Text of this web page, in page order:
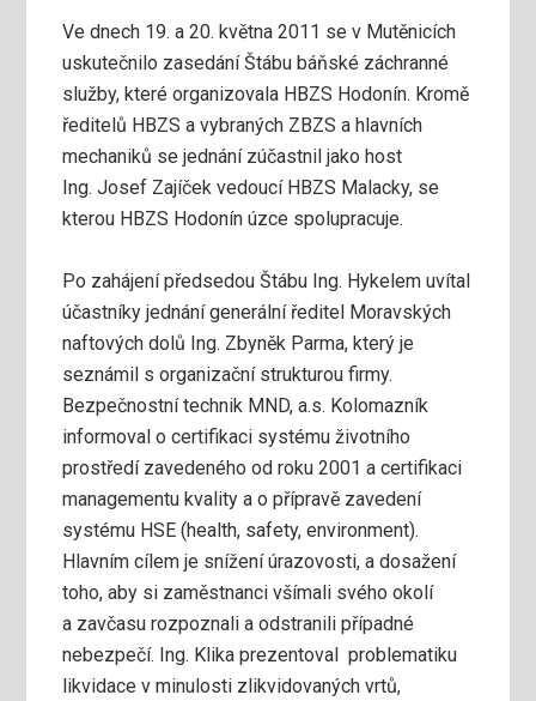
Ve dnech 19. a 20. května 2011 se v Mutěnicích
uskutečnilo zasedání Štábu báňské záchranné
služby, které organizovala HBZS Hodonín. Kromě
ředitelů HBZS a vybraných ZBZS a hlavních
mechaniků se jednání zúčastnil jako host
Ing. Josef Zajíček vedoucí HBZS Malacky, se
kterou HBZS Hodonín úzce spolupracuje.
Po zahájení předsedou Štábu Ing. Hykelem uvítal
účastníky jednání generální ředitel Moravských
naftových dolů Ing. Zbyněk Parma, který je
seznámil s organizační strukturou firmy.
Bezpečnostní technik MND, a.s. Kolomazník
informoval o certifikaci systému životního
prostředí zavedeného od roku 2001 a certifikaci
managementu kvality a o přípravě zavedení
systému HSE (health, safety, environment).
Hlavním cílem je snížení úrazovosti, a dosažení
toho, aby si zaměstnanci všímali svého okolí
a zavčasu rozpoznali a odstranili případné
nebezpečí. Ing. Klika prezen­toval problematiku
likvidace v minulosti zlikvidovaných vrtů,